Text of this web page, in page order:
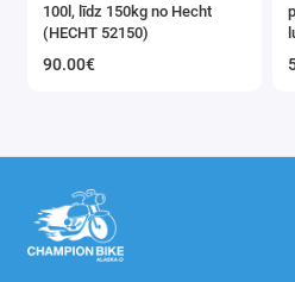
100l, līdz 150kg no Hecht
(HECHT 52150)
90.00€